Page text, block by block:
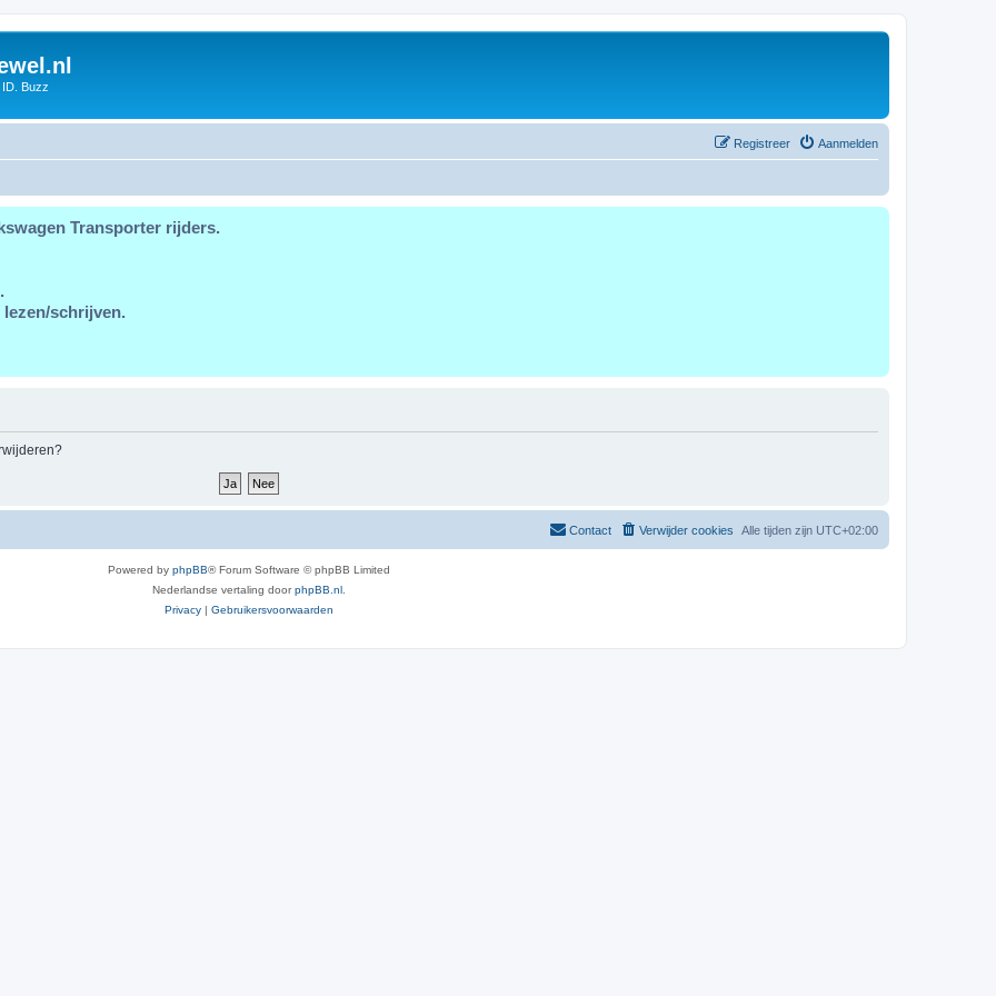
Buzz
Aanmelden
Registreer
Transporter rijders.
schrijven.
Alle tijden zijn UTC+02:00
Verwijder cookies
Contact
Powered by phpBB® Forum Software © phpBB Limited
Nederlandse vertaling doorphpBB.nl
Privacy | Gebruikersvoorwaarden